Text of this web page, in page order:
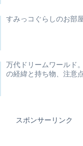
すみっコぐらしのお部
万代ドリームワールド
の経緯と持ち物、注意点
スポンサーリンク